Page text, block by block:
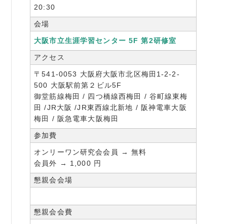
20:30
会場
大阪市立生涯学習センター 5F 第2研修室
アクセス
〒541-0053 大阪府大阪市北区梅田1-2-2-
500 大阪駅前第２ビル5F
御堂筋線梅田 / 四つ橋線西梅田 / 谷町線東梅
田 /JR大阪 /JR東西線北新地 / 阪神電車大阪
梅田 / 阪急電車大阪梅田
参加費
オンリーワン研究会会員 → 無料
会員外 → 1,000 円
懇親会会場
懇親会会費